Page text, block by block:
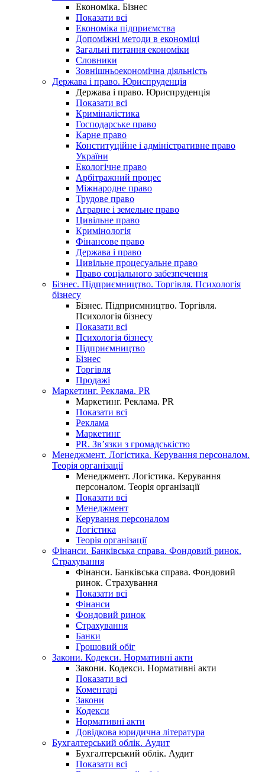
Економіка. Бізнес
Показати всі
Економіка підприємства
Допоміжні методи в економіці
Загальні питання економіки
Словники
Зовнішньоекономічна діяльність
Держава і право. Юриспруденція
Держава і право. Юриспруденція
Показати всі
Криміналістика
Господарське право
Карне право
Конституційне і адміністративне право
України
Екологічне право
Арбітражний процес
Міжнародне право
Трудове право
Аграрне і земельне право
Цивільне право
Кримінологія
Фінансове право
Держава і право
Цивільне процесуальне право
Право соціального забезпечення
Бізнес. Підприємництво. Торгівля. Психологія
бізнесу
Бізнес. Підприємництво. Торгівля.
Психологія бізнесу
Показати всі
Психологія бізнесу
Підприємництво
Бізнес
Торгівля
Продажі
Маркетинг. Реклама. PR
Маркетинг. Реклама. PR
Показати всі
Реклама
Маркетинг
PR. Зв’язки з громадськістю
Менеджмент. Логістика. Керування персоналом.
Теорія організації
Менеджмент. Логістика. Керування
персоналом. Теорія організації
Показати всі
Менеджмент
Керування персоналом
Логістика
Теорія організації
Фінанси. Банківська справа. Фондовий ринок.
Страхування
Фінанси. Банківська справа. Фондовий
ринок. Страхування
Показати всі
Фінанси
Фондовий ринок
Страхування
Банки
Грошовий обіг
Закони. Кодекси. Нормативні акти
Закони. Кодекси. Нормативні акти
Показати всі
Коментарі
Закони
Кодекси
Нормативні акти
Довідкова юридична література
Бухгалтерський облік. Аудит
Бухгалтерський облік. Аудит
Показати всі